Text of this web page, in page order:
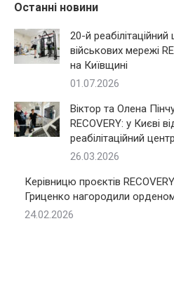
Останні новини
20-й
військових мережі
на Київщині
01.07.2026
Віктор та Олена
RECOVERY: у Києві
реабілітаційний
26.03.2026
Керівницю проєктів
Гриценко нагородили
24.02.2026